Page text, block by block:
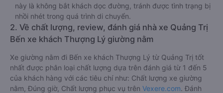
này là không bắt khách dọc đường, tránh được tình trạng bị
nhồi nhét trong quá trình di chuyển.
2. Về chất lượng, review, đánh giá nhà xe Quảng Trị
Bến xe khách Thượng Lý giường nằm
Xe giường nằm đi Bến xe khách Thượng Lý từ Quảng Trị tốt
nhất được phân loại chất lượng dựa trên đánh giá từ 1 đến 5
của khách hàng với các tiêu chí như: Chất lượng xe giường
nằm, Đúng giờ, Chất lượng phục vụ trên Vexere.com. Đánh